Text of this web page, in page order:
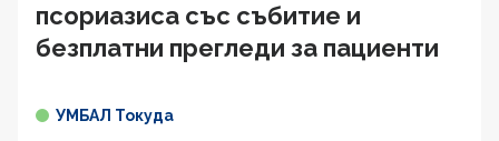
псориазиса със събитие и
безплатни прегледи за пациенти
УМБАЛ Токуда